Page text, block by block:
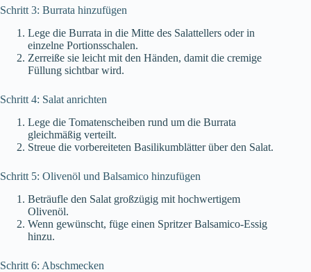
Schritt 3: Burrata hinzufügen
Lege die Burrata in die Mitte des Salattellers oder in
einzelne Portionsschalen.
Zerreiße sie leicht mit den Händen, damit die cremige
Füllung sichtbar wird.
Schritt 4: Salat anrichten
Lege die Tomatenscheiben rund um die Burrata
gleichmäßig verteilt.
Streue die vorbereiteten Basilikumblätter über den Salat.
Schritt 5: Olivenöl und Balsamico hinzufügen
Beträufle den Salat großzügig mit hochwertigem
Olivenöl.
Wenn gewünscht, füge einen Spritzer Balsamico-Essig
hinzu.
Schritt 6: Abschmecken